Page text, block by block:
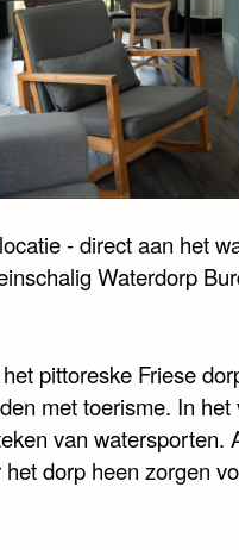
- direct aan het
Waterdorp
pittoreske Friese
met toerisme. In
van watersporten.
dorp heen zorgen